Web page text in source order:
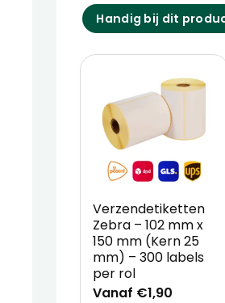
Handig bij dit
Verzendetiketten
Zebra – 102 mm x
150 mm (Kern 25
mm) – 300 labels
per rol
Vanaf €1,90